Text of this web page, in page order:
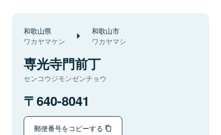
和歌山県
ワカヤマケン
和歌山市
ワカヤマシ
専光寺門前丁
センコウジモンゼンチョウ
640-8041
郵便番号をコピーする